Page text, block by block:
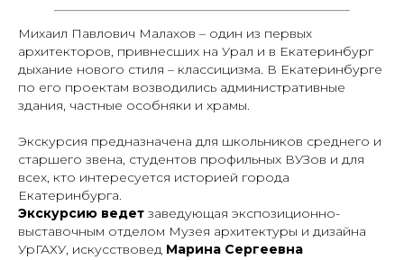
Михаил Павлович Малахов – один из первых
архитекторов, привнесших на Урал и в Екатеринбург
дыхание нового стиля – классицизма. В Екатеринбурге
по его проектам возводились административные
здания, частные особняки и храмы.
Экскурсия предназначена для школьников среднего и
старшего звена, студентов профильных ВУЗов и для
всех, кто интересуется историей города
Екатеринбурга.
Экскурсию ведет заведующая экспозиционно-
выставочным отделом Музея архитектуры и дизайна
УрГАХУ, искусствовед Марина Сергеевна